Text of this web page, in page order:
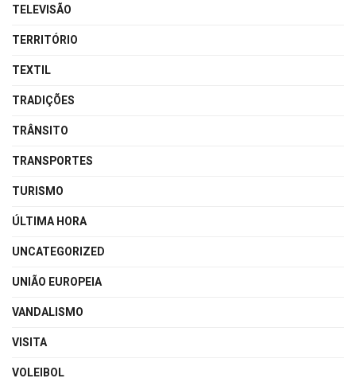
TELEVISÃO
TERRITÓRIO
TEXTIL
TRADIÇÕES
TRÂNSITO
TRANSPORTES
TURISMO
ÚLTIMA HORA
UNCATEGORIZED
UNIÃO EUROPEIA
VANDALISMO
VISITA
VOLEIBOL